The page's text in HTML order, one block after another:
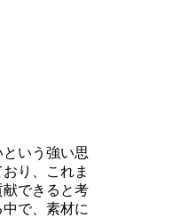
いう強い思
り、これま
できると考
で、素材に